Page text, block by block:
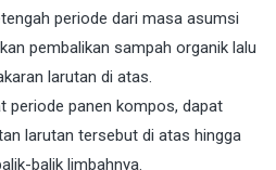
periode dari masa asumsi
pembalikan sampah organik lalu
larutan di atas.
periode panen kompos, dapat
larutan tersebut di atas hingga
balik limbahnya.